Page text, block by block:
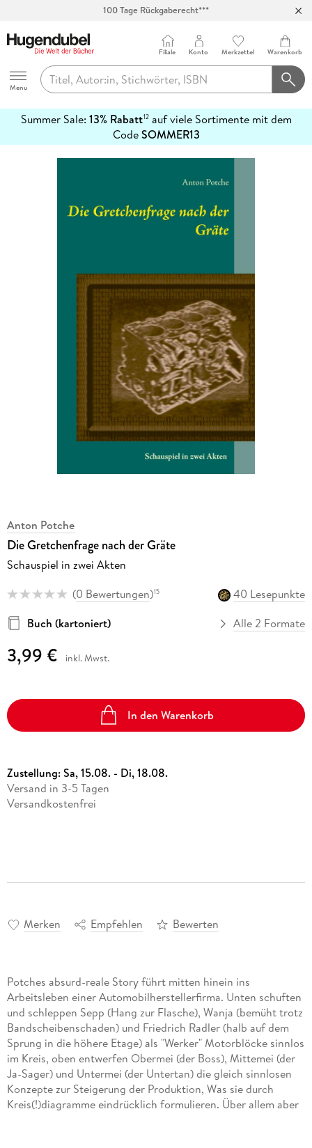
Hugendubel
Menu
Filiale Konto Merkzettel Warenkorb
Summer Sale: 13% Rabatt12auf viele Sortimente mit dem
CodeSOMMER13
erfahren
Anton Potche
Die Gretchenfrage nach der Gräte
Schauspiel in zwei Akten
(0 Bewertungen)15
40 Lesepunkte
Buch (kartoniert)
Alle 2 Formate
3,99 € inkl. Mwst.
In den Warenkorb
Zustellung:Sa, 15.08. - Di, 18.08.
Versand in 3-5 Tagen
Versandkostenfrei
Merken Empfehlen Bewerten
Potches absurd-reale Story führt mitten hinein ins
Arbeitsleben einer Automobilherstellerfirma. Unten schuften
und schleppen Sepp (Hang zur Flasche), Wanja (bemüht trotz
Bandscheibenschaden) und Friedrich Radler (halb auf dem
Sprung in die höhere Etage) als "Werker" Motorblöcke sinnlos
im Kreis, oben entwerfen Obermei (der Boss), Mittemei (der
Ja-Sager) und Untermei (der Untertan) die gleich sinnlosen
Konzepte zur Steigerung der Produktion, Was sie durch
Kreis(!)diagramme eindrücklich formulieren. Über allem aber